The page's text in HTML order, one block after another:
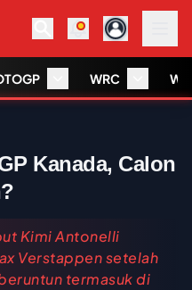
WRC
Kanada, Calon
Kimi Antonelli
Verstappen setelah
termasuk di